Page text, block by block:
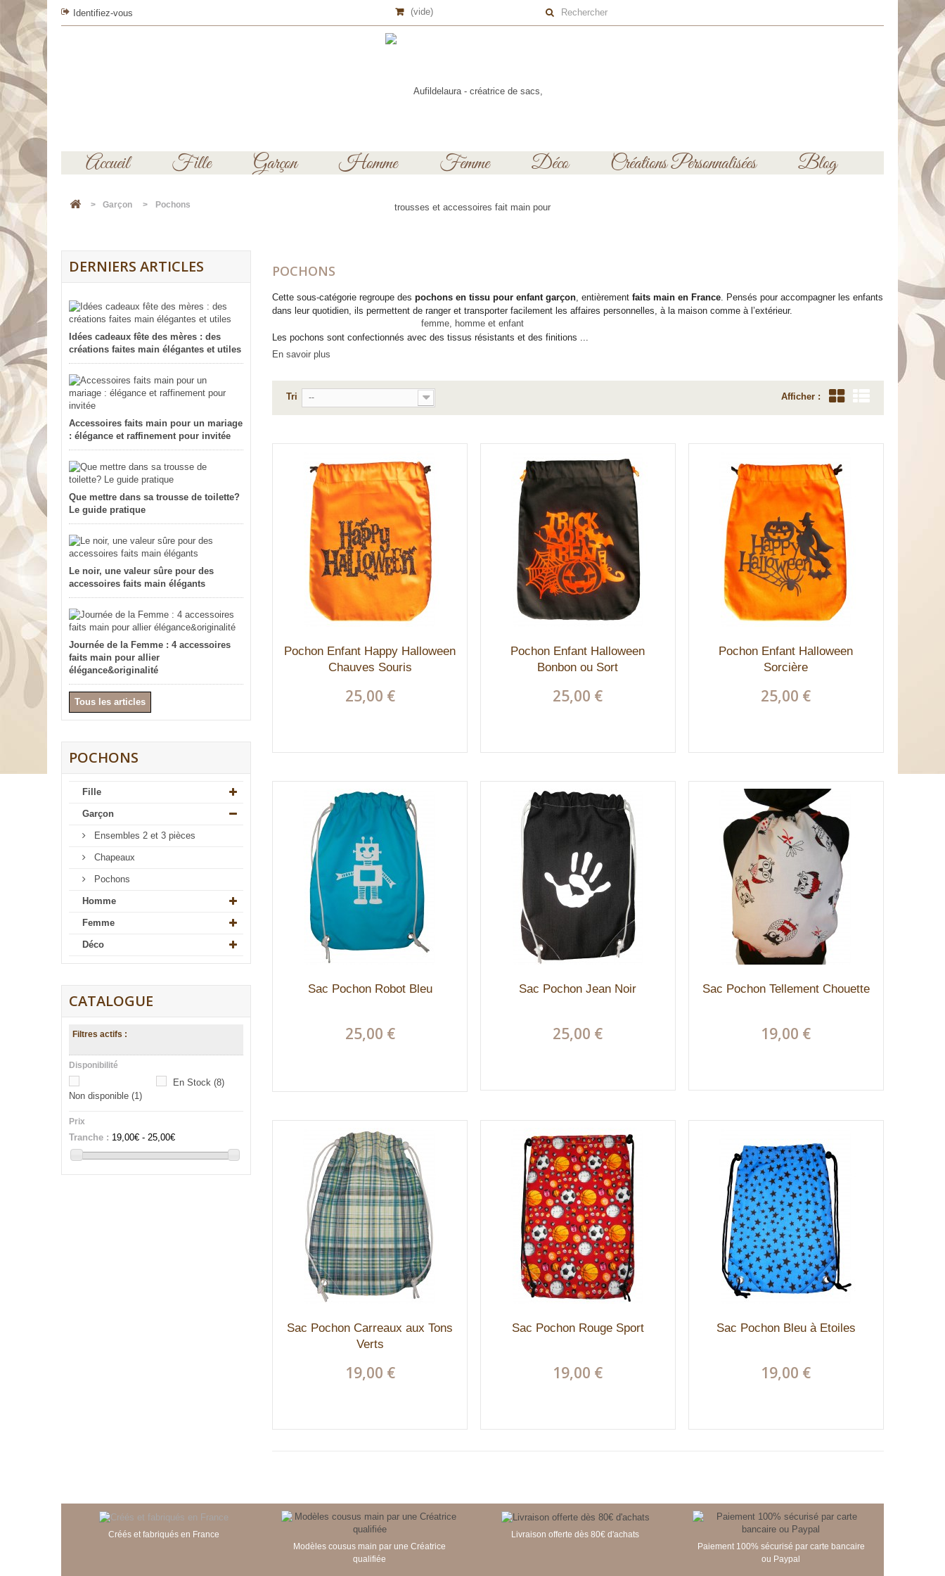
Identifiez-vous (vide)
Accueil Fille Garçon Homme Femme Déco Créations Personnalisées Blog
> Garçon > Pochons
DERNIERS ARTICLES
Idées cadeaux fête des mères : des
créations faites main élégantes et utiles
Accessoires faits main pour un mariage
: élégance et raffinement pour invitée
Que mettre dans sa trousse de toilette?
Le guide pratique
Le noir, une valeur sûre pour des
accessoires faits main élégants
Journée de la Femme : 4 accessoires
faits main pour allier
élégance&originalité
Tous les articles
POCHONS
Fille
Garçon
Ensembles 2 et 3 pièces
Chapeaux
Pochons
Homme
Femme
Déco
CATALOGUE
Filtres actifs :
Disponibilité
Non disponible (1)
En Stock (8)
Prix
Tranche : 19,00€ - 25,00€
POCHONS
Cette sous-catégorie regroupe des pochons en tissu pour enfant garçon, entièrement faits main en France. Pensés pour accompagner les enfants
dans leur quotidien, ils permettent de ranger et transporter facilement les affaires personnelles, à la maison comme à l’extérieur.
Les pochons sont confectionnés avec des tissus résistants et des finitions ...
En savoir plus
Afficher :
Tri --
Pochon Enfant Happy Halloween
Chauves Souris
25,00 €
Pochon Enfant Halloween
Bonbon ou Sort
25,00 €
Pochon Enfant Halloween
Sorcière
25,00 €
Sac Pochon Robot Bleu
25,00 €
Sac Pochon Jean Noir
25,00 €
Sac Pochon Tellement Chouette
19,00 €
Sac Pochon Carreaux aux Tons
Verts
19,00 €
Sac Pochon Rouge Sport
19,00 €
Sac Pochon Bleu à Etoiles
19,00 €
Créés et fabriqués en France
Modèles cousus main par une Créatrice
qualifiée
Livraison offerte dès 80€ d'achats
Paiement 100% sécurisé par carte bancaire
ou Paypal